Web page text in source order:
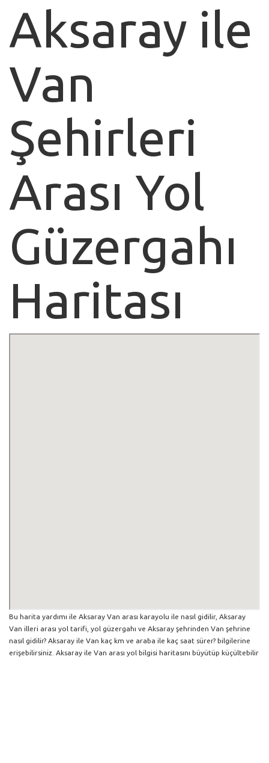
Aksaray ile
Van
Şehirleri
Arası Yol
Güzergahı
Haritası
Bu harita yardımı ile Aksaray Van arası karayolu ile nasıl gidilir, Aksaray
Van illeri arası yol tarifi, yol güzergahı ve Aksaray şehrinden Van şehrine
nasıl gidilir? Aksaray ile Van kaç km ve araba ile kaç saat sürer? bilgilerine
erişebilirsiniz. Aksaray ile Van arası yol bilgisi haritasını büyütüp küçültebilir